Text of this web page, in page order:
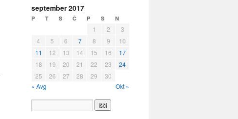
september 2017
P T S Č P S N
1 2
3
4
5 6 7 8 9
10
11
12 13 14 15 16
17
18
19 20 21 22 23
24
25
26 27 28 29
30
« Avg
Okt »